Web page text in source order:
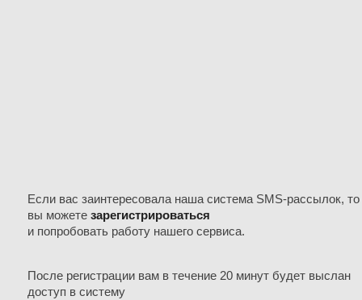
Если вас заинтересовала наша система SMS-рассылок, то
вы можете зарегистрироваться
и попробовать работу нашего сервиса.
После регистрации вам в течение 20 минут будет выслан
доступ в систему